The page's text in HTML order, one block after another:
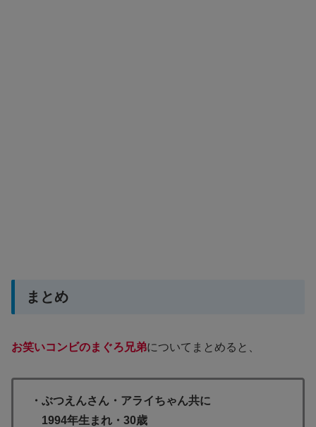
まとめ
お笑いコンビのまぐろ兄弟についてまとめると、
・ぶつえんさん・アライちゃん共に
1994年生まれ・30歳